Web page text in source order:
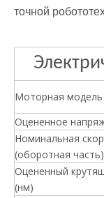
точной
Моторная модель
Оцененное
Номинальная
(оборотная часть)
Оцененный
(нм)